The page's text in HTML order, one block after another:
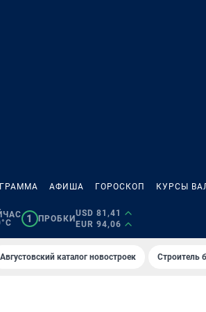
АФИША ГОРОСКОП КУРСЫ
1 ПРОБКИ
USD 81,41
EUR 94,06
Августовский каталог новостроек Строитель